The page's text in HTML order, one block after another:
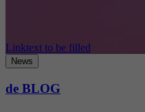
Linktext to be filled
News
de BLOG